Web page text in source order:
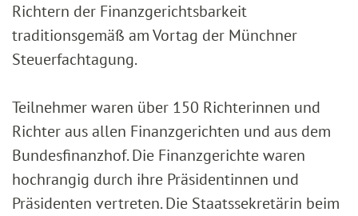
Richtern der Finanzgerichtsbarkeit
traditionsgemäß am Vortag der Münchner
Steuerfachtagung.
Teilnehmer waren über 150 Richterinnen und
Richter aus allen Finanzgerichten und aus dem
Bundesfinanzhof. Die Finanzgerichte waren
hochrangig durch ihre Präsidentinnen und
Präsidenten vertreten. Die Staatssekretärin beim